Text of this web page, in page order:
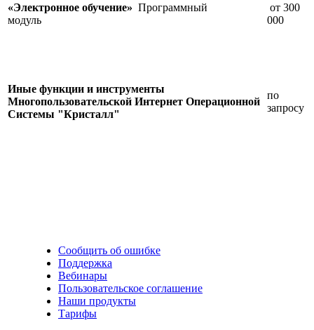
«Электронное обучение» Программный
модуль
от 300
000
Иные функции и инструменты
Многопользовательской Интернет Операционной
Системы "Кристалл"
по
запросу
Сообщить об ошибке
Поддержка
Вебинары
Пользовательское соглашение
Наши продукты
Тарифы